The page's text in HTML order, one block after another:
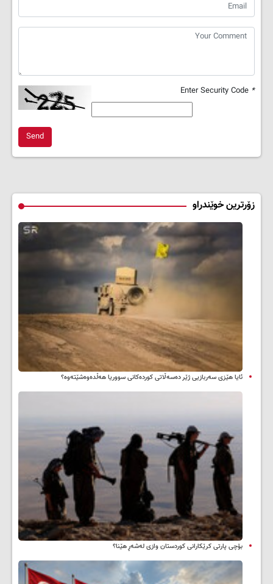
*
Send
زۆرترین خوێندراو
ئایا هێزی سەربازیی ژێر دەسەڵاتی کوردەکانی سووریا هەڵدەوەشێتەوە؟
بۆچی پارتی کرێکارانی کوردستان وازی لەشەڕ هێنا؟